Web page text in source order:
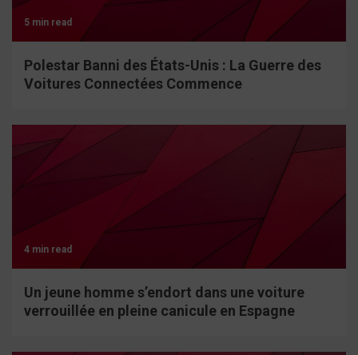
5 min read
Polestar Banni des États-Unis : La Guerre des
Voitures Connectées Commence
4 min read
Un jeune homme s’endort dans une voiture
verrouillée en pleine canicule en Espagne